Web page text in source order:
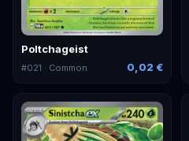
Poltchageist
#021 · Common 0,02 €